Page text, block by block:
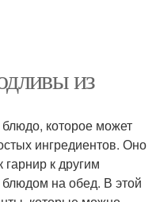
из
которое может
ингредиентов. Оно
к другим
на обед. В этой